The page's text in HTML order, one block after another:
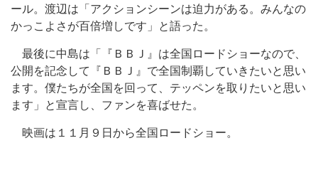
ール。渡辺は「アクションシーンは迫力がある。みんなの
かっこよさが百倍増しです」と語った。
最後に中島は「『ＢＢＪ』は全国ロードショーなので、
公開を記念して『ＢＢＪ』で全国制覇していきたいと思い
ます。僕たちが全国を回って、テッペンを取りたいと思い
ます」と宣言し、ファンを喜ばせた。
映画は１１月９日から全国ロードショー。